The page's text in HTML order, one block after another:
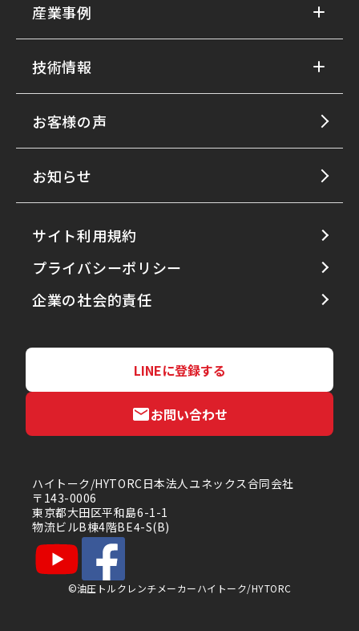
LINEに登録する
お問い合わせ
産業事例
技術情報
お客様の声
お知らせ
サイト利用規約
プライバシーポリシー
企業の社会的責任
ハイトーク/HYTORC日本法人ユネックス合同会社
〒143-0006
東京都大田区平和島6-1-1
物流ビルB棟4階BE4-S(B)
©油圧トルクレンチメーカーハイトーク/HYTORC